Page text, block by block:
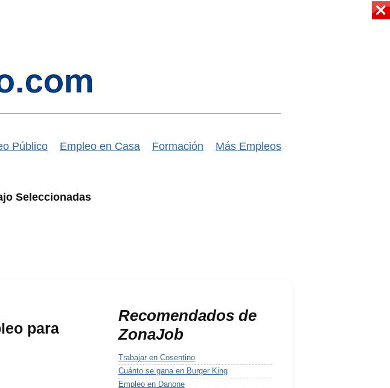
Público Empleo en Casa Formación Más Empleos
Seleccionadas
para
Recomendados de
ZonaJob
Trabajar en Cosentino
Cuánto se gana en Burger King
Empleo en Danone